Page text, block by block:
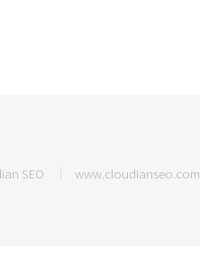
SEO www.cloudianseo.com